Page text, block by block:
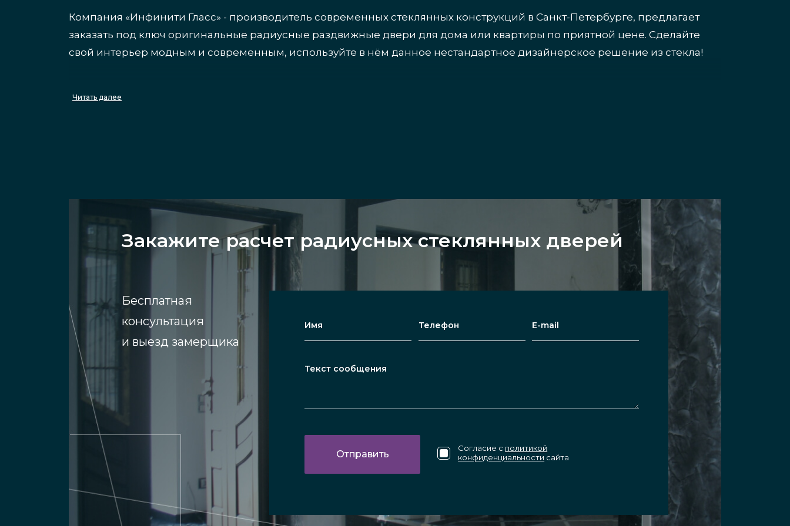
Читать далее
Компания «Инфинити Гласс» - производитель современных стеклянных конструкций в Санкт-Петербурге, предлагает
заказать под ключ оригинальные радиусные раздвижные двери для дома или квартиры по приятной цене. Сделайте
свой интерьер модным и современным, используйте в нём данное нестандартное дизайнерское решение из стекла!
Преимущества гнутых дверей
изогнуть, придать необычную форму, поэтому двери данного типа эффектно выглядят в любом интерьере.
Виды
По типу открывания радиусные межкомнатные двери, перегородки бывают распашными, складными или
раздвижными. В основе раздвижных вариантах используется прочный алюминиевый профиль. Распашные модели
дверей представляют собой стеклянные конструкции со створками, установленными на петли, которые открываются
при помощи ручки.
Для создания радиусных систем используется закалённое прозрачное, тонированное, матовое или окрашенное стекло
или ударопрочный пластик, которые гнут под углом. Также возможно изготовление дверей с пескоструйной обработкой
элементов, с различными вставками или фотопечатью. Форму стеклянных изделий выбирают под конкретный проём, с
учётом, что изгиб радиусного полотна должен быть не менее 1000 миллиметров.
Открывающий механизм двери может быть маятниковым, распашным, раздвижным или автоматическим. По нему по
установленной траектории передвигаются ролики, перемещающие пластиковое или стеклянное полотно с радиусным
изгибом, окрашенное в белый или любой другой цвет по выбору заказчика.
Закажите расчет радиусных стеклянных дверей
Бесплатная
консультация
и выезд замерщика
Согласие с политикой
конфиденциальности сайта